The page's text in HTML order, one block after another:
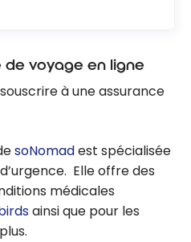
de voyage en ligne
à une assurance
soNomadest spécialisée
Elle offre des
médicales
ainsi que pour les